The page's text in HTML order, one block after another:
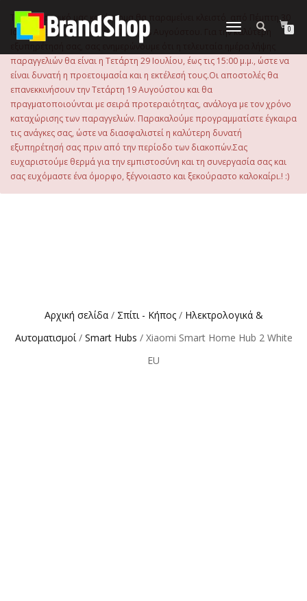
περιεχόμενο
Εναλλαγή
0
Το ηλεκτρονικό μας κατάστημα θα παραμείνει κλειστό, από Πέμπτη 30
Ιουλίου 2026 μέχρι και την Τρίτη 18 Αυγούστου. Για την καλύτερη
εξυπηρέτησή σας, σας ενημερώνουμε ότι η τελευταία ημέρα λήψης
παραγγελιών θα είναι η Τετάρτη 29 Ιουλίου, έως τις 15:00 μ.μ., ώστε να
είναι δυνατή η προετοιμασία και η εκτέλεσή τους.Οι αποστολές θα
επανεκκινήσουν την Τετάρτη 19 Αυγούστου και θα
πραγματοποιούνται με σειρά προτεραιότητας, ανάλογα με τον χρόνο
καταχώρισης των παραγγελιών. Παρακαλούμε προγραμματίστε έγκαιρα
τις ανάγκες σας, ώστε να διασφαλιστεί η καλύτερη δυνατή
εξυπηρέτησή σας πριν από την περίοδο των διακοπών.Σας
ευχαριστούμε θερμά για την εμπιστοσύνη και τη συνεργασία σας και
σας ευχόμαστε ένα όμορφο, ξέγνοιαστο και ξεκούραστο καλοκαίρι.! :)
Αρχική σελίδα/ Σπίτι - Κήπος/ Ηλεκτρολογικά &
Αυτοματισμοί/ Smart Hubs / Xiaomi Smart Home Hub 2 White
EU